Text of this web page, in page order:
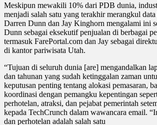
Meskipun mewakili 10% dari PDB dunia,
menjadi salah satu yang terakhir merangkul
Darren Dunn dan Jay Kinghorn mengalami ini
Dunn sebagai eksekutif penjualan di berbagai
termasuk FarePortal.com dan Jay sebagai
di kantor pariwisata Utah.
“Tujuan di seluruh dunia [are] mengandalkan
dan tahunan yang sudah ketinggalan zaman
keputusan penting tentang alokasi pemasaran,
koordinasi dengan pemangku kepentingan
perhotelan, atraksi, dan pejabat pemerintah
kepada TechCrunch dalam wawancara email.
dan perhotelan adalah salah satu